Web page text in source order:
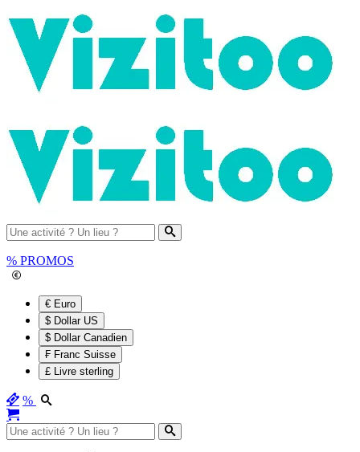
% PROMOS
€ Euro
$ Dollar US
$ Dollar Canadien
₣ Franc Suisse
£ Livre sterling
%